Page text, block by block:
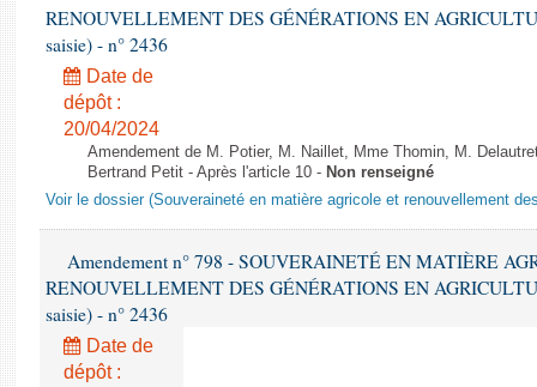
RENOUVELLEMENT DES GÉNÉRATIONS EN
saisie) - n° 2436
Date de
dépôt :
20/04/2024
Amendement de M. Potier, M. Naillet, Mme Thomin, M.
Bertrand Petit - Après l'article 10 - Non renseigné
Voir le dossier (Souveraineté en matière agricole et renouvellement
Amendement n° 798 - SOUVERAINETÉ EN MATIÈRE
RENOUVELLEMENT DES GÉNÉRATIONS EN
saisie) - n° 2436
Date de
dépôt :